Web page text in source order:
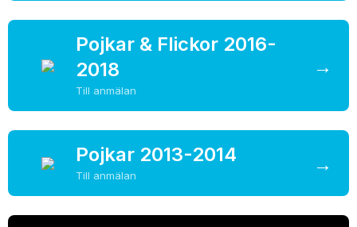
Pojkar & Flickor 2016-
2018
Till anmälan
→
Pojkar 2013-2014
Till anmälan →